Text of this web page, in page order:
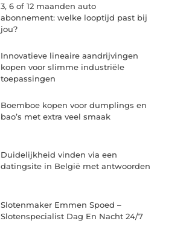
3, 6 of 12 maanden auto
abonnement: welke looptijd past bij
jou?
Innovatieve lineaire aandrijvingen
kopen voor slimme industriële
toepassingen
Boemboe kopen voor dumplings en
bao’s met extra veel smaak
Duidelijkheid vinden via een
datingsite in België met antwoorden
Slotenmaker Emmen Spoed –
Slotenspecialist Dag En Nacht 24/7